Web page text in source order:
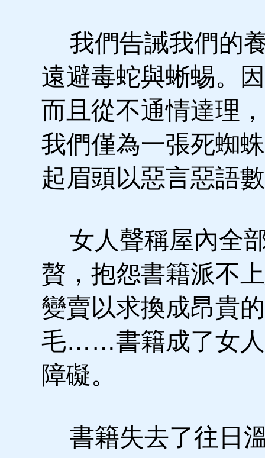
我們告誡我們的
遠避毒蛇與蜥蜴。
而且從不通情達理
我們僅為一張死蜘
起眉頭以惡言惡語
女人聲稱屋內全
贅，抱怨書籍派不
變賣以求換成昂貴
毛……書籍成了女人
障礙。
書籍失去了往日